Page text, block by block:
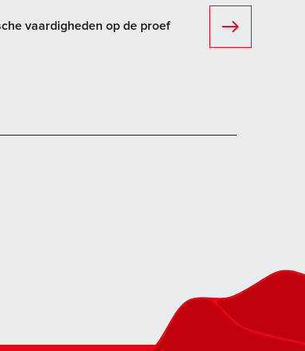
vaardigheden op de proef
Ontdek de Folly
Samoëns